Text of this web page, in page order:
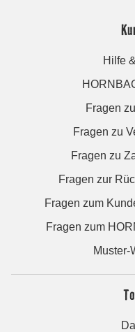
Hilfe
Fragen
Fragen zu
Fragen zu
Fragen zur
Fragen zum
Fragen zum
Muster-